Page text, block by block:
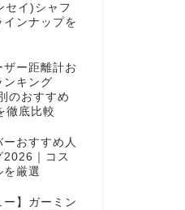
セイ)シャフ
インナップを
ザー距離計お
ンキング
のおすすめ
徹底比較
おすすめ人
2026｜コス
を厳選
ー】ガーミン